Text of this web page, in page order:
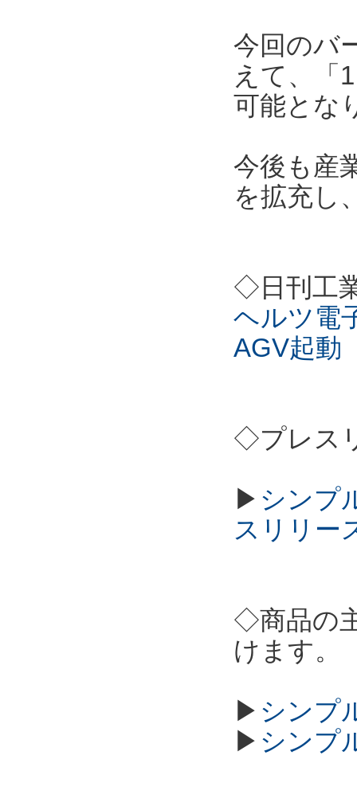
今回のバ
えて、「
可能とな
今後も産
を拡充し
◇日刊工
ヘルツ電
AGV起動
◇プレス
▶ シンプ
スリリー
◇商品の
けます。
▶ シンプ
▶ シンプ